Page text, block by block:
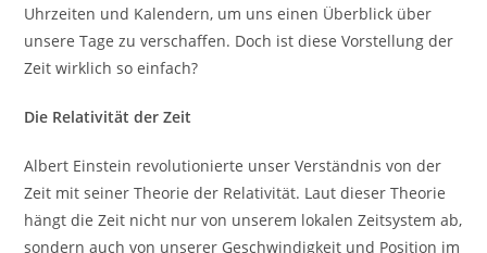
Uhrzeiten und Kalendern, um uns einen Überblick über
unsere Tage zu verschaffen. Doch ist diese Vorstellung der
Zeit wirklich so einfach?
Die Relativität der Zeit
Albert Einstein revolutionierte unser Verständnis von der
Zeit mit seiner Theorie der Relativität. Laut dieser Theorie
hängt die Zeit nicht nur von unserem lokalen Zeitsystem ab,
sondern auch von unserer Geschwindigkeit und Position im